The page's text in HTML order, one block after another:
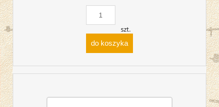
szt.
do koszyka